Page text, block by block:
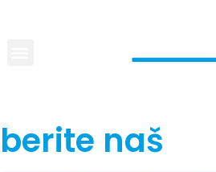
berite naš